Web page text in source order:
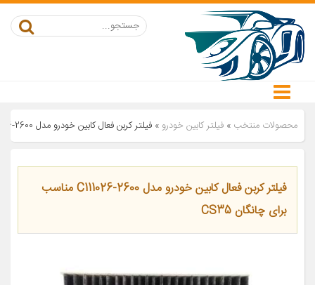
محصولات منتخب » فیلتر کابین خودرو » فیلتر کربن فعال کابین خودرو مدل C111026-2600 مناسب برای چانگان CS35
فیلتر کربن فعال کابین خودرو مدل C111026-2600 مناسب
برای چانگان CS35